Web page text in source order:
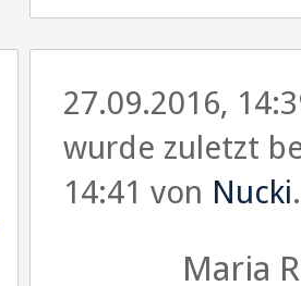
27.09.2016,
wurde zuletzt
14:41 von Nucki
Maria